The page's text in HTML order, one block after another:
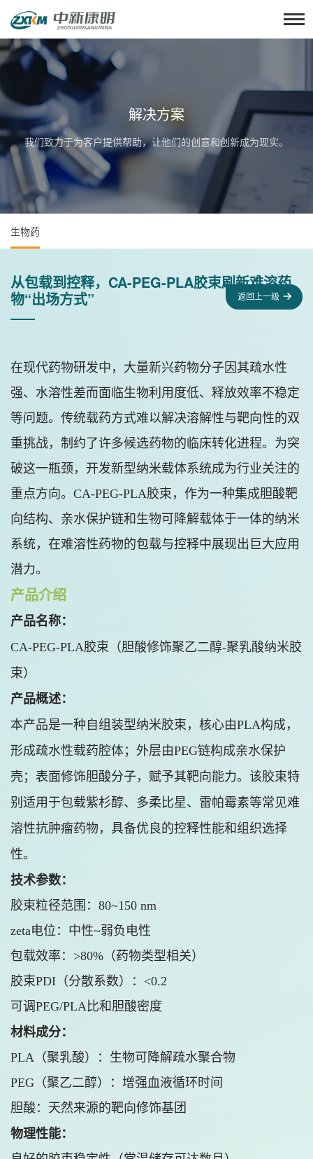
解决方案
我们致力于为客户提供帮助，让他们的创意和创新成为现实。
生物药
从包载到控释，CA-PEG-PLA胶束刷新难溶药
物“出场方式”
返回上一级
在现代药物研发中，大量新兴药物分子因其疏水性
强、水溶性差而面临生物利用度低、释放效率不稳定
等问题。传统载药方式难以解决溶解性与靶向性的双
重挑战，制约了许多候选药物的临床转化进程。为突
破这一瓶颈，开发新型纳米载体系统成为行业关注的
重点方向。CA-PEG-PLA胶束，作为一种集成胆酸靶
向结构、亲水保护链和生物可降解载体于一体的纳米
系统，在难溶性药物的包载与控释中展现出巨大应用
潜力。
产品介绍
产品名称：
CA-PEG-PLA胶束（胆酸修饰聚乙二醇-聚乳酸纳米胶
束）
产品概述：
本产品是一种自组装型纳米胶束，核心由PLA构成，
形成疏水性载药腔体；外层由PEG链构成亲水保护
壳；表面修饰胆酸分子，赋予其靶向能力。该胶束特
别适用于包载紫杉醇、多柔比星、雷帕霉素等常见难
溶性抗肿瘤药物，具备优良的控释性能和组织选择
性。
技术参数：
胶束粒径范围：80~150 nm
zeta电位：中性~弱负电性
包载效率：>80%（药物类型相关）
胶束PDI（分散系数）：<0.2
可调PEG/PLA比和胆酸密度
材料成分：
PLA（聚乳酸）：生物可降解疏水聚合物
PEG（聚乙二醇）：增强血液循环时间
胆酸：天然来源的靶向修饰基团
物理性能：